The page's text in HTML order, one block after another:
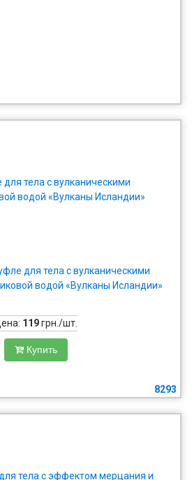
для тела с вулканическими
водой «Вулканы Исландии»
119грн./шт.
Купить
8293